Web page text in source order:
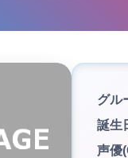
グル
誕生
声優